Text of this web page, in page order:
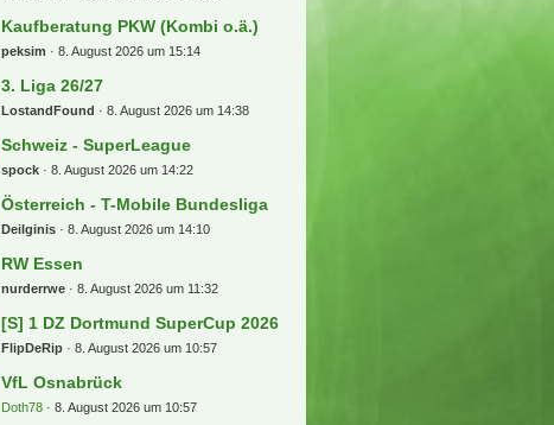
Kaufberatung PKW (Kombi o.ä.)
peksim 8. August 2026 um 15:14
3. Liga 26/27
LostandFound 8. August 2026 um 14:38
Schweiz - SuperLeague
spock 8. August 2026 um 14:22
Österreich - T-Mobile Bundesliga
Deilginis 8. August 2026 um 14:10
RW Essen
nurderrwe 8. August 2026 um 11:32
[S] 1 DZ Dortmund SuperCup 2026
FlipDeRip 8. August 2026 um 10:57
VfL Osnabrück
Doth78 8. August 2026 um 10:57